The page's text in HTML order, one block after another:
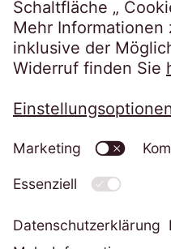
Datenschutzerklärung